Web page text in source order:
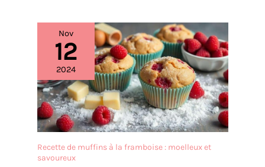
dans nos ateliers à
Fondettes (37).
détergent après
utilisation, et peut être
réutilisé après séchage, de
sorte que la sécurité
alimentaire est élevée.
【Large Application】
Parfait pour soutenir les
gâteaux en couches, les
gâteaux en couches, les
gâteaux de mariage, les
gâteaux de fête, les
Nov
12
2024
Recette de muffins à la framboise : moelleux et
savoureux